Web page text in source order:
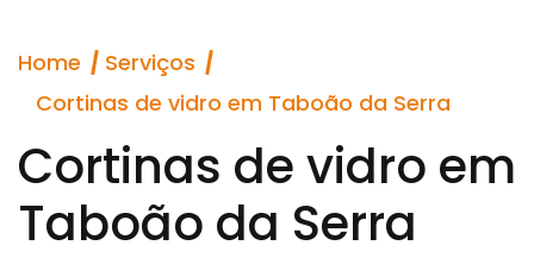
Home
Serviços
Cortinas de vidro em Taboão da Serra
Cortinas de vidro em
Taboão da Serra